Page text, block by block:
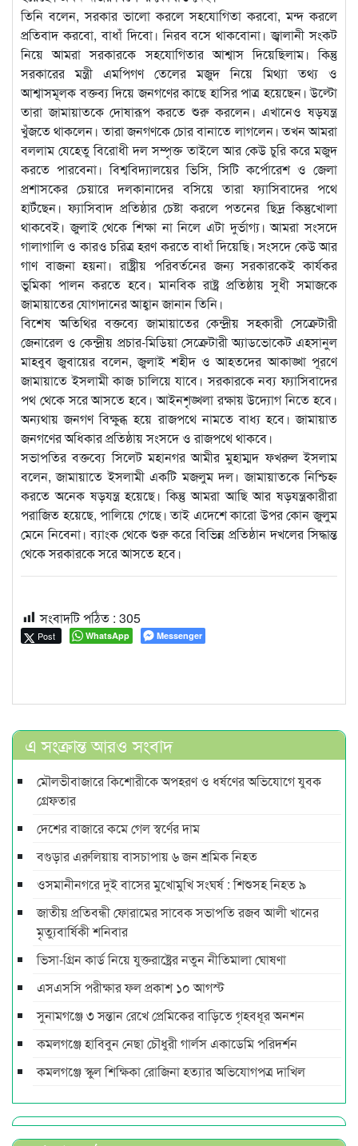
তিনি বলেন, সরকার ভালো করলে সহযোগিতা করবো, মন্দ করলে
প্রতিবাদ করবো, বাধাঁ দিবো। নিরব বসে থাকবোনা। জ্বালানী সংকট
নিয়ে আমরা সরকারকে সহযোগিতার আশ্বাস দিয়েছিলাম। কিন্তু
সরকারের মন্ত্রী এমপিগণ তেলের মজুদ নিয়ে মিথ্যা তথ্য ও
আশ্বাসমূলক বক্তব্য দিয়ে জনগণের কাছে হাসির পাত্র হয়েছেন। উল্টো
তারা জামায়াতকে দোষারূপ করতে শুরু করলেন। এখানেও ষড়যন্ত্র
খুঁজতে থাকলেন। তারা জনগণকে চোর বানাতে লাগলেন। তখন আমরা
বললাম যেহেতু বিরোধী দল সম্পৃক্ত তাইলে আর কেউ চুরি করে মজুদ
করতে পারবেনা। বিশ্ববিদ্যালয়ের ভিসি, সিটি কর্পোরেশ ও জেলা
প্রশাসকের চেয়ারে দলকানাদের বসিয়ে তারা ফ্যাসিবাদের পথে
হাটঁছেন। ফ্যাসিবাদ প্রতিষ্ঠার চেষ্টা করলে পতনের ছিদ্র কিন্তুখোলা
থাকবেই। জুলাই থেকে শিক্ষা না নিলে এটা দুর্ভাগ্য। আমরা সংসদে
গালাগালি ও কারও চরিত্র হরণ করতে বাধাঁ দিয়েছি। সংসদে কেউ আর
গাণ বাজনা হয়না। রাষ্ট্রীয় পরিবর্তনের জন্য সরকারকেই কার্যকর
ভুমিকা পালন করতে হবে। মানবিক রাষ্ট্র প্রতিষ্ঠায় সুধী সমাজকে
জামায়াতের যোগদানের আহ্বান জানান তিনি।
বিশেষ অতিথির বক্তব্যে জামায়াতের কেন্দ্রীয় সহকারী সেক্রেটারী
জেনারেল ও কেন্দ্রীয় প্রচার-মিডিয়া সেক্রেটারী অ্যাডভোকেট এহসানুল
মাহবুব জুবায়ের বলেন, জুলাই শহীদ ও আহতদের আকাঙ্খা পূরণে
জামায়াতে ইসলামী কাজ চালিয়ে যাবে। সরকারকে নব্য ফ্যাসিবাদের
পথ থেকে সরে আসতে হবে। আইনশৃঙ্খলা রক্ষায় উদ্যোগ নিতে হবে।
অন্যথায় জনগণ বিক্ষুব্ধ হয়ে রাজপথে নামতে বাধ্য হবে। জামায়াত
জনগণের অধিকার প্রতিষ্ঠায় সংসদে ও রাজপথে থাকবে।
সভাপতির বক্তব্যে সিলেট মহানগর আমীর মুহাম্মদ ফখরুল ইসলাম
বলেন, জামায়াতে ইসলামী একটি মজলুম দল। জামায়াতকে নিশ্চিহ্ন
করতে অনেক ষড়যন্ত্র হয়েছে। কিন্তু আমরা আছি আর ষড়যন্ত্রকারীরা
পরাজিত হয়েছে, পালিয়ে গেছে। তাই এদেশে কারো উপর কোন জুলুম
মেনে নিবেনা। ব্যাংক থেকে শুরু করে বিভিন্ন প্রতিষ্ঠান দখলের সিদ্ধান্ত
থেকে সরকারকে সরে আসতে হবে।
সংবাদটি পঠিত : 305
Post WhatsApp Messenger
এ সংক্রান্ত আরও সংবাদ
মৌলভীবাজারে কিশোরীকে অপহরণ ও ধর্ষণের অভিযোগে যুবক
গ্রেফতার
দেশের বাজারে কমে গেল স্বর্ণের দাম
বগুড়ার এরুলিয়ায় বাসচাপায় ৬ জন শ্রমিক নিহত
ওসমানীনগরে দুই বাসের মুখোমুখি সংঘর্ষ : শিশুসহ নিহত ৯
জাতীয় প্রতিবন্ধী ফোরামের সাবেক সভাপতি রজব আলী খানের
মৃত্যুবার্ষিকী শনিবার
ভিসা-গ্রিন কার্ড নিয়ে যুক্তরাষ্ট্রের নতুন নীতিমালা ঘোষণা
এসএসসি পরীক্ষার ফল প্রকাশ ১০ আগস্ট
সুনামগঞ্জে ৩ সন্তান রেখে প্রেমিকের বাড়িতে গৃহবধূর অনশন
কমলগঞ্জে হাবিবুন নেছা চৌধুরী গার্লস একাডেমি পরিদর্শন
কমলগঞ্জে স্কুল শিক্ষিকা রোজিনা হত্যার অভিযোগপত্র দাখিল